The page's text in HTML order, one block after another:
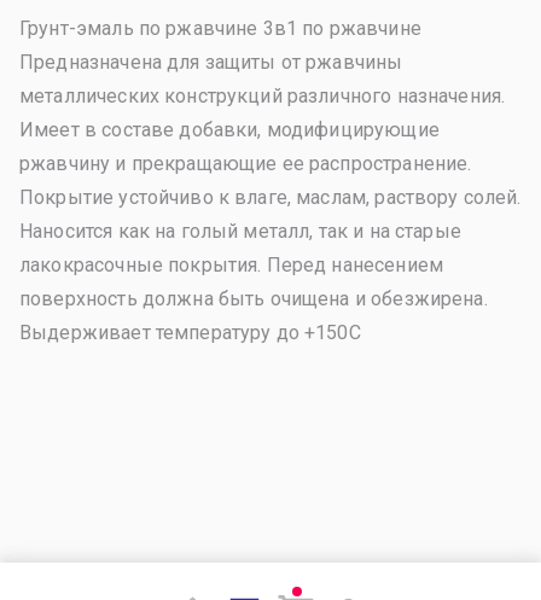
Грунт-эмаль по ржавчине 3в1 по ржавчине
Предназначена для защиты от ржавчины
металлических конструкций различного назначения.
Имеет в составе добавки, модифицирующие
ржавчину и прекращающие ее распространение.
Покрытие устойчиво к влаге, маслам, раствору солей.
Наносится как на голый металл, так и на старые
лакокрасочные покрытия. Перед нанесением
поверхность должна быть очищена и обезжирена.
Выдерживает температуру до +150С